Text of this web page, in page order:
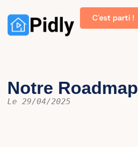
C'est parti !
Notre Roadmap
Le 29/04/2025